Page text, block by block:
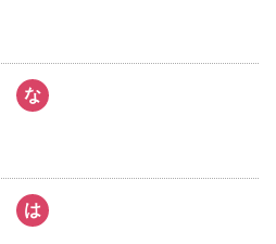
な
は